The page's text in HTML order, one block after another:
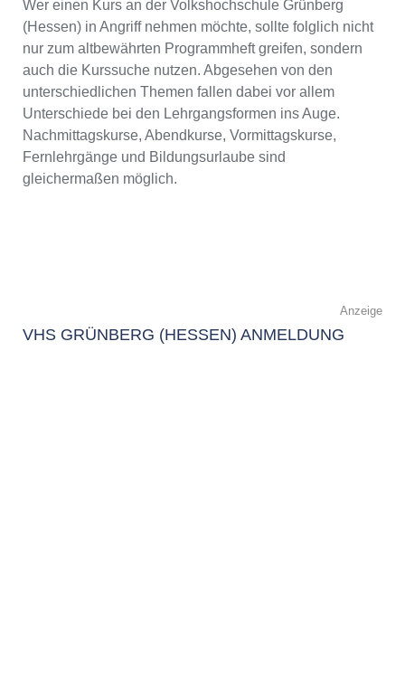
Wer einen Kurs an der Volkshochschule Grünberg
(Hessen) in Angriff nehmen möchte, sollte folglich nicht
nur zum altbewährten Programmheft greifen, sondern
auch die Kurssuche nutzen. Abgesehen von den
unterschiedlichen Themen fallen dabei vor allem
Unterschiede bei den Lehrgangsformen ins Auge.
Nachmittagskurse, Abendkurse, Vormittagskurse,
Fernlehrgänge und Bildungsurlaube sind
gleichermaßen möglich.
Anzeige
VHS GRÜNBERG (HESSEN) ANMELDUNG